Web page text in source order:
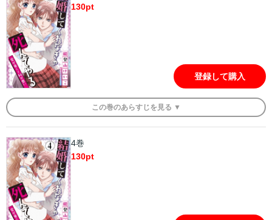
130pt
登録して購入
この巻のあらすじを 見る ▼
4巻
130pt